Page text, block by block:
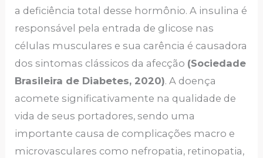
a deficiência total desse hormônio. A insulina é
responsável pela entrada de glicose nas
células musculares e sua carência é causadora
dos sintomas clássicos da afecção (Sociedade
Brasileira de Diabetes, 2020). A doença
acomete significativamente na qualidade de
vida de seus portadores, sendo uma
importante causa de complicações macro e
microvasculares como nefropatia, retinopatia,